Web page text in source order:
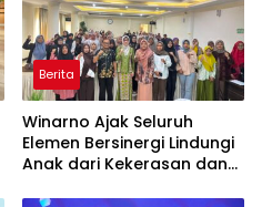
Berita
Winarno Ajak Seluruh
Elemen Bersinergi Lindungi
Anak dari Kekerasan dan